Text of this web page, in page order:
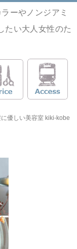
ーやノンジアミ
たい大人女性のた
優しい美容室 kiki-kobe